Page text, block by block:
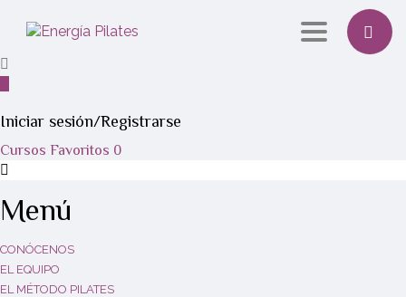
Toggle
Iniciar sesión/Registrarse
Cursos Favoritos 0
Menú
CONÓCENOS
EL EQUIPO
EL MÉTODO PILATES